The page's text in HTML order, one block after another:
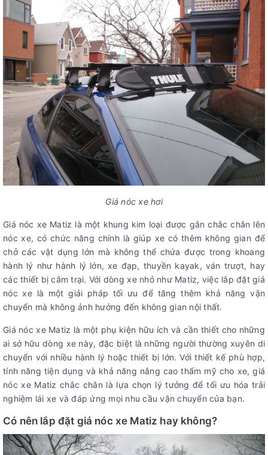
Giá nóc xe hơi
Giá nóc xe Matiz là một khung kim loại được gắn chắc chắn lên
nóc xe, có chức năng chính là giúp xe có thêm không gian để
chở các vật dụng lớn mà không thể chứa được trong khoang
hành lý như hành lý lớn, xe đạp, thuyền kayak, ván trượt, hay
các thiết bị cắm trại. Với dòng xe nhỏ như Matiz, việc lắp đặt giá
nóc xe là một giải pháp tối ưu để tăng thêm khả năng vận
chuyển mà không ảnh hưởng đến không gian nội thất.
Giá nóc xe Matiz là một phụ kiện hữu ích và cần thiết cho những
ai sở hữu dòng xe này, đặc biệt là những người thường xuyên di
chuyển với nhiều hành lý hoặc thiết bị lớn. Với thiết kế phù hợp,
tính năng tiện dụng và khả năng nâng cao thẩm mỹ cho xe, giá
nóc xe Matiz chắc chắn là lựa chọn lý tưởng để tối ưu hóa trải
nghiệm lái xe và đáp ứng mọi nhu cầu vận chuyển của bạn.
Có nên lắp đặt giá nóc xe Matiz hay không?